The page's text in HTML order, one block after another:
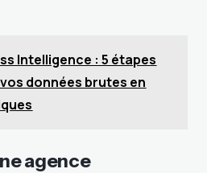
Intelligence : 5 étapes
données brutes en
agence